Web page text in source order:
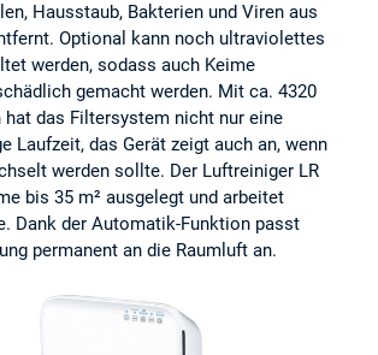
Hausstaub, Bakterien und Viren aus
Optional kann noch ultraviolettes
werden, sodass auch Keime
gemacht werden. Mit ca. 4320
hat das Filtersystem nicht nur eine
Laufzeit, das Gerät zeigt auch an, wenn
werden sollte. Der Luftreiniger LR
bis 35 m² ausgelegt und arbeitet
Dank der Automatik-Funktion passt
permanent an die Raumluft an.